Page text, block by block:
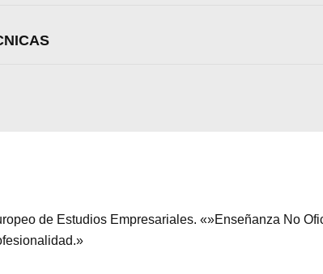
de Estudios Empresariales. «»Enseñanza No